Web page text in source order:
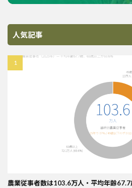
人気記事
農業従事者数は103.6万人・平均年齢